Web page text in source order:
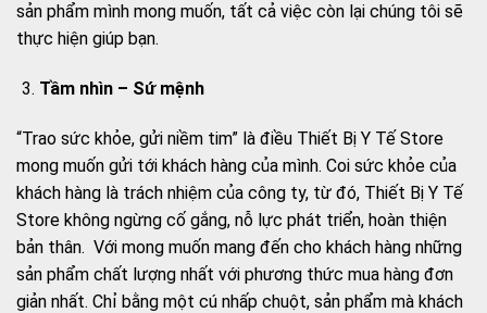
sản phẩm mình mong muốn, tất cả việc còn lại chúng tôi sẽ
thực hiện giúp bạn.
Tầm nhìn – Sứ mệnh
“Trao sức khỏe, gửi niềm tim” là điều Thiết Bị Y Tế Store
mong muốn gửi tới khách hàng của mình. Coi sức khỏe của
khách hàng là trách nhiệm của công ty, từ đó, Thiết Bị Y Tế
Store không ngừng cố gắng, nỗ lực phát triển, hoàn thiện
bản thân. Với mong muốn mang đến cho khách hàng những
sản phẩm chất lượng nhất với phương thức mua hàng đơn
giản nhất. Chỉ bằng một cú nhấp chuột, sản phẩm mà khách